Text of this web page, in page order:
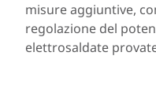
misure aggiuntive,
regolazione del
elettrosaldate